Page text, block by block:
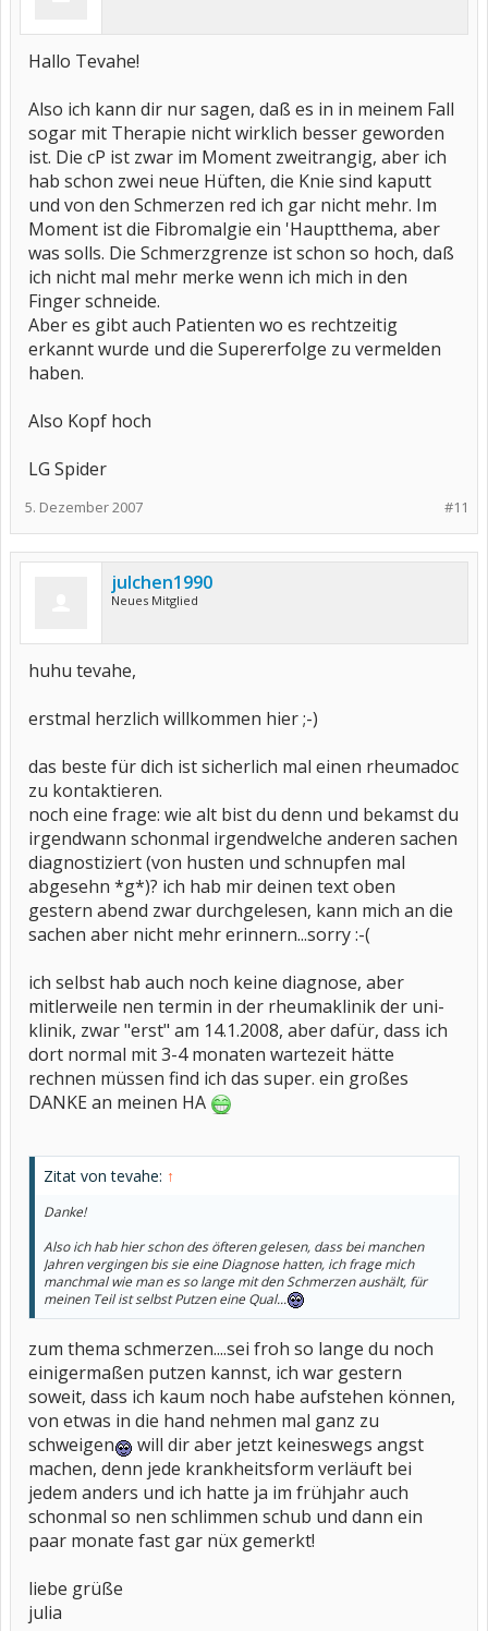
Hallo Tevahe!
Also ich kann dir nur sagen, daß es in in meinem Fall
sogar mit Therapie nicht wirklich besser geworden
ist. Die cP ist zwar im Moment zweitrangig, aber ich
hab schon zwei neue Hüften, die Knie sind kaputt
und von den Schmerzen red ich gar nicht mehr. Im
Moment ist die Fibromalgie ein 'Hauptthema, aber
was solls. Die Schmerzgrenze ist schon so hoch, daß
ich nicht mal mehr merke wenn ich mich in den
Finger schneide.
Aber es gibt auch Patienten wo es rechtzeitig
erkannt wurde und die Supererfolge zu vermelden
haben.
Also Kopf hoch
LG Spider
#11
5. Dezember 2007
julchen1990
Neues Mitglied
huhu tevahe,
erstmal herzlich willkommen hier ;-)
das beste für dich ist sicherlich mal einen rheumadoc
zu kontaktieren.
noch eine frage: wie alt bist du denn und bekamst du
irgendwann schonmal irgendwelche anderen sachen
diagnostiziert (von husten und schnupfen mal
abgesehn *g*)? ich hab mir deinen text oben
gestern abend zwar durchgelesen, kann mich an die
sachen aber nicht mehr erinnern...sorry :-(
ich selbst hab auch noch keine diagnose, aber
mitlerweile nen termin in der rheumaklinik der uni-
klinik, zwar "erst" am 14.1.2008, aber dafür, dass ich
dort normal mit 3-4 monaten wartezeit hätte
rechnen müssen find ich das super. ein großes
DANKE an meinen HA
Zitat von tevahe: ↑
Danke!
Also ich hab hier schon des öfteren gelesen, dass bei manchen
Jahren vergingen bis sie eine Diagnose hatten, ich frage mich
manchmal wie man es so lange mit den Schmerzen aushält, für
meinen Teil ist selbst Putzen eine Qual...
zum thema schmerzen....sei froh so lange du noch
einigermaßen putzen kannst, ich war gestern
soweit, dass ich kaum noch habe aufstehen können,
von etwas in die hand nehmen mal ganz zu
schweigen
will dir aber jetzt keineswegs angst
machen, denn jede krankheitsform verläuft bei
jedem anders und ich hatte ja im frühjahr auch
schonmal so nen schlimmen schub und dann ein
paar monate fast gar nüx gemerkt!
liebe grüße
julia